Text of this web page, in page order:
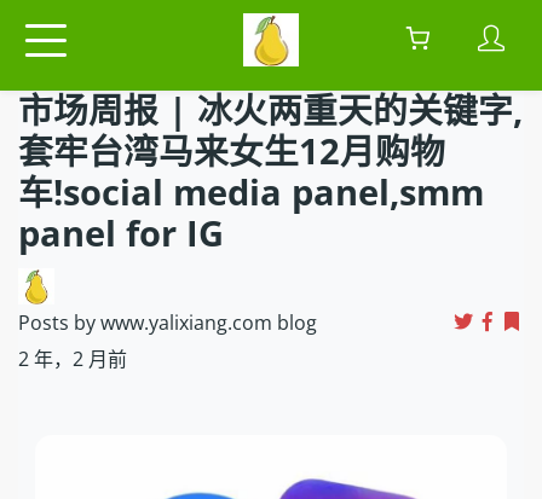
市场周报 | 冰火两重天的关键字,
套牢台湾马来女生12月购物
车!social media panel,smm
panel for IG
Posts by www.yalixiang.com blog
2 年，2 月前